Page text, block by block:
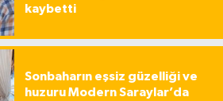
kaybetti
Sonbaharın eşsiz güzelliği ve
huzuru Modern Saraylar’da